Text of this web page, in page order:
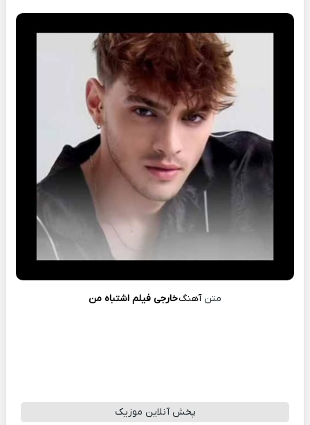
متنآهنگخارجی فیلم اشتباه من
پخش آنلاین موزیک